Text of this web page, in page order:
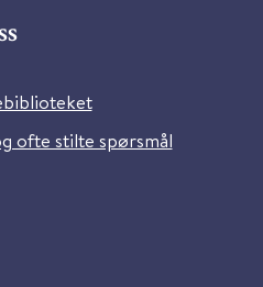
ofte stilte spørsmål